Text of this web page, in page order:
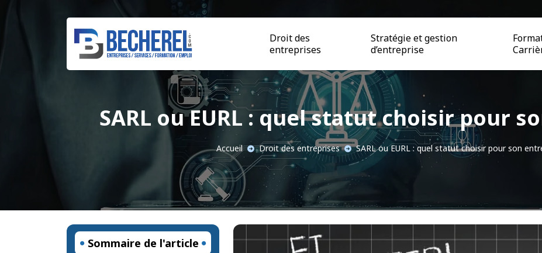
Droit des
entreprises
Stratégie et gestion
d’entreprise
SARL ou EURL : quel statut choisir pour
Accueil Droit des entreprises SARL ou EURL : quel statut choisir pour son
Sommaire de l'article